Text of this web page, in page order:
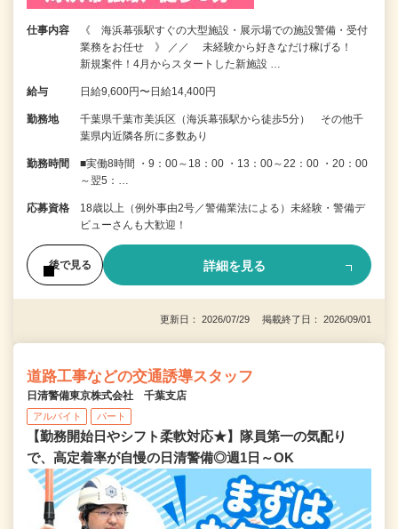
仕事内容
《 海浜幕張駅すぐの大型施設・展示場での施設警備・受付
業務をお任せ 》 ／／ 未経験から好きなだけ稼げる！
新規案件！4月からスタートした新施設 …
給与 日給9,600円〜日給14,400円
勤務地
千葉県千葉市美浜区（海浜幕張駅から徒歩5分） その他千
葉県内近隣各所に多数あり
勤務時間
■実働8時間 ・9：00～18：00 ・13：00～22：00 ・20：00
～翌5：…
応募資格
18歳以上（例外事由2号／警備業法による）未経験・警備デ
ビューさんも大歓迎！
後で見る 詳細を見る
更新日： 2026/07/29 掲載終了日： 2026/09/01
道路工事などの交通誘導スタッフ
日清警備東京株式会社 千葉支店
アルバイト パート
【勤務開始日やシフト柔軟対応★】隊員第一の気配り
で、高定着率が自慢の日清警備◎週1日～OK